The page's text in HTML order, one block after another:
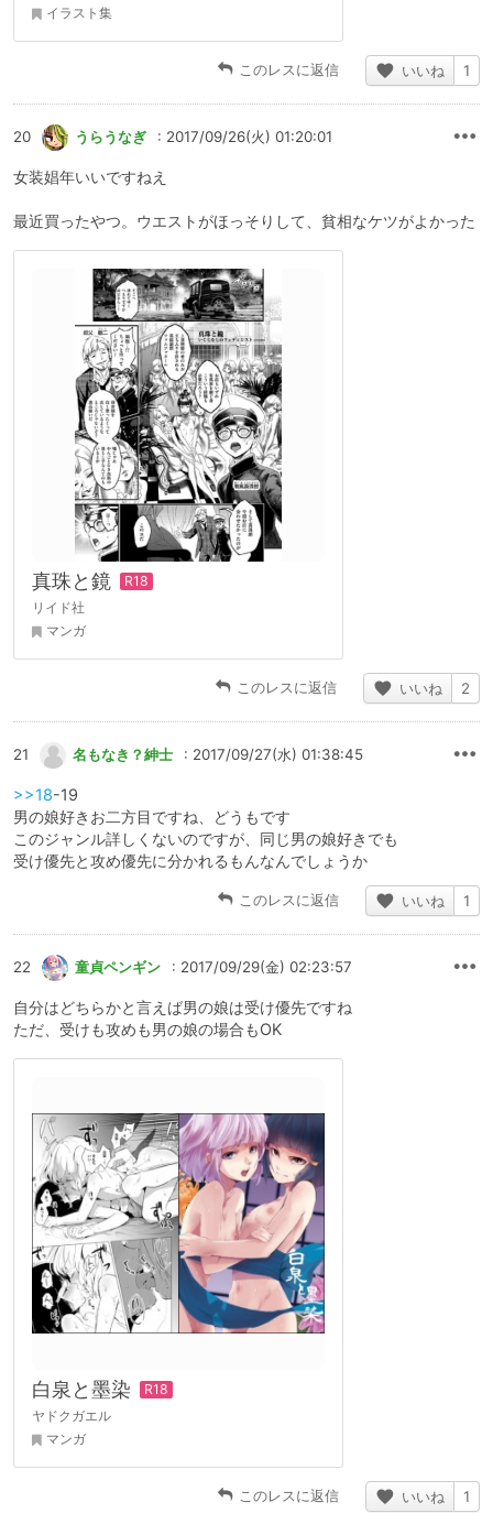
イラスト集
このレスに返信 いいね 1
20 うらうなぎ : 2017/09/26(火) 01:20:01
女装娼年いいですねえ
最近買ったやつ。ウエストがほっそりして、貧相なケツがよかった
真珠と鏡
リイド社
マンガ
このレスに返信 いいね 2
21 名もなき？紳士 : 2017/09/27(水) 01:38:45
>>18-19
男の娘好きお二方目ですね、どうもです
このジャンル詳しくないのですが、同じ男の娘好きでも
受け優先と攻め優先に分かれるもんなんでしょうか
このレスに返信 いいね 1
22 童貞ペンギン : 2017/09/29(金) 02:23:57
自分はどちらかと言えば男の娘は受け優先ですね
ただ、受けも攻めも男の娘の場合もOK
白泉と墨染
ヤドクガエル
マンガ
このレスに返信 いいね 1